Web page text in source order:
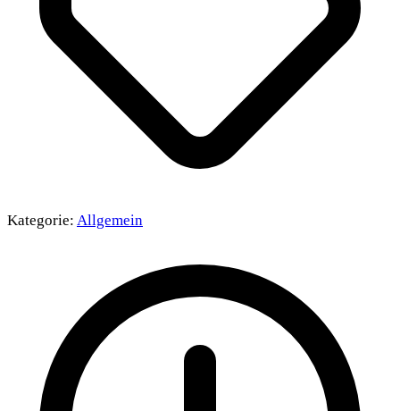
Kategorie: Allgemein